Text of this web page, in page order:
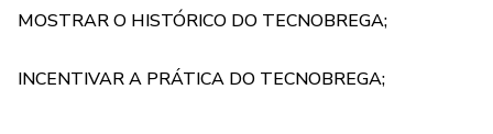
MOSTRAR O HISTÓRICO DO TECNOBREGA;
INCENTIVAR A PRÁTICA DO TECNOBREGA;